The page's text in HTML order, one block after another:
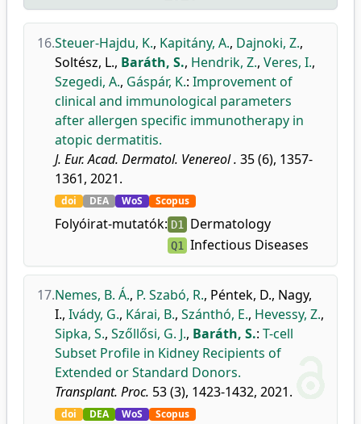
16.Steuer-Hajdu, K., Kapitány, A., Dajnoki, Z.,
Soltész, L., Baráth, S., Hendrik, Z., Veres, I.,
Szegedi, A., Gáspár, K.: Improvement of
clinical and immunological parameters
after allergen specific immunotherapy in
atopic dermatitis.
J. Eur. Acad. Dermatol. Venereol . 35 (6), 1357-
1361, 2021.
doi DEA WoS Scopus
Folyóirat-mutatók: D1 Dermatology
Q1 Infectious Diseases
17.Nemes, B. Á., P. Szabó, R., Péntek, D., Nagy,
I., Ivády, G., Kárai, B., Szánthó, E., Hevessy, Z.,
Sipka, S., Szőllősi, G. J., Baráth, S.: T-cell
Subset Profile in Kidney Recipients of
Extended or Standard Donors.
Transplant. Proc. 53 (3), 1423-1432, 2021.
doi DEA WoS Scopus